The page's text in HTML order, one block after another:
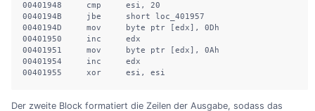
00401948     cmp     esi, 20
0040194B     jbe     short loc_401957
0040194D     mov     byte ptr [edx], 0Dh
00401950     inc     edx
00401951     mov     byte ptr [edx], 0Ah
00401954     inc     edx
00401955     xor     esi, esi
Der zweite Block formatiert die Zeilen der Ausgabe, sodass das